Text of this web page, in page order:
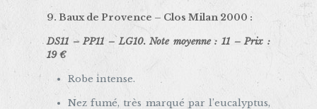
9. Baux de Provence – Clos Milan 2000 :
DS11 – PP11 – LG10. Note moyenne : 11 – Prix :
19 €
Robe intense.
Nez fumé, très marqué par l’eucalyptus,